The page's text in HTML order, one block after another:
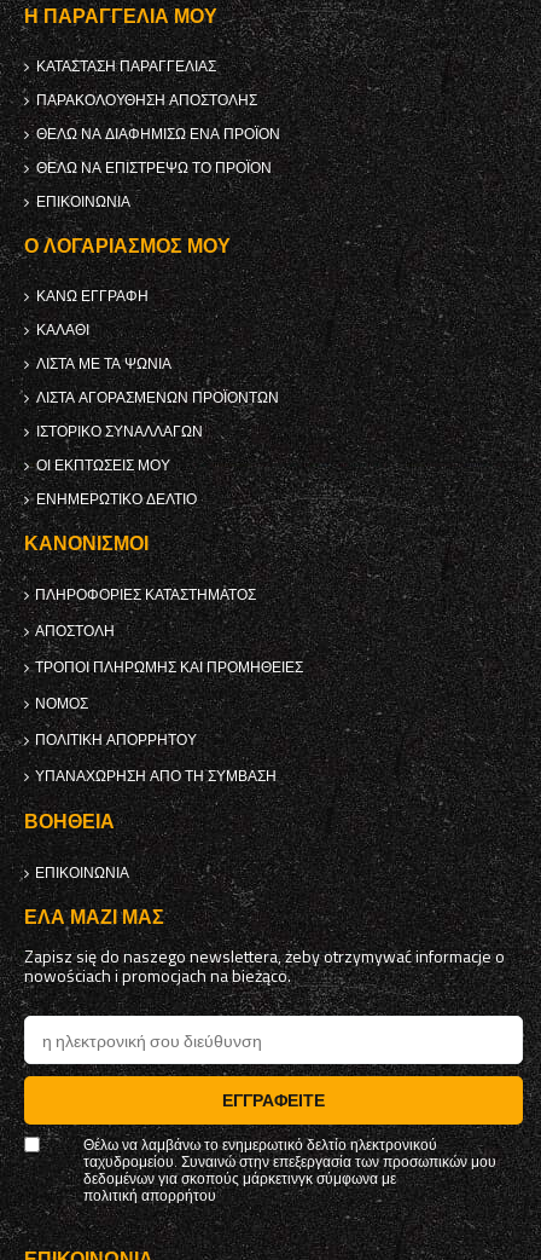
Η ΠΑΡΑΓΓΕΛΊΑ ΜΟΥ
ΚΑΤΆΣΤΑΣΗ ΠΑΡΑΓΓΕΛΊΑΣ
ΠΑΡΑΚΟΛΟΎΘΗΣΗ ΑΠΟΣΤΟΛΉΣ
ΘΈΛΩ ΝΑ ΔΙΑΦΗΜΊΣΩ ΈΝΑ ΠΡΟΪΌΝ
ΘΈΛΩ ΝΑ ΕΠΙΣΤΡΈΨΩ ΤΟ ΠΡΟΪΌΝ
ΕΠΙΚΟΙΝΩΝΊΑ
Ο ΛΟΓΑΡΙΑΣΜΌΣ ΜΟΥ
ΚΑΝΩ ΕΓΓΡΑΦΗ
ΚΑΛΆΘΙ
ΛΊΣΤΑ ΜΕ ΤΑ ΨΏΝΙΑ
ΛΊΣΤΑ ΑΓΟΡΑΣΜΈΝΩΝ ΠΡΟΪΌΝΤΩΝ
ΙΣΤΟΡΙΚΌ ΣΥΝΑΛΛΑΓΏΝ
ΟΙ ΕΚΠΤΏΣΕΙΣ ΜΟΥ
ΕΝΗΜΕΡΩΤΙΚΌ ΔΕΛΤΊΟ
ΚΑΝΟΝΙΣΜΟΊ
ΠΛΗΡΟΦΟΡΊΕΣ ΚΑΤΑΣΤΉΜΑΤΟΣ
ΑΠΟΣΤΟΛΉ
ΤΡΌΠΟΙ ΠΛΗΡΩΜΉΣ ΚΑΙ ΠΡΟΜΉΘΕΙΕΣ
ΝΌΜΟΣ
ΠΟΛΙΤΙΚΉ ΑΠΟΡΡΉΤΟΥ
ΥΠΑΝΑΧΏΡΗΣΗ ΑΠΌ ΤΗ ΣΎΜΒΑΣΗ
ΒΟΉΘΕΙΑ
ΕΠΙΚΟΙΝΩΝΊΑ
ΈΛΑ ΜΑΖΊ ΜΑΣ
Zapisz się do naszego newslettera, żeby otrzymywać informacje o
nowościach i promocjach na bieżąco.
ΕΓΓΡΑΦΕΊΤΕ
Θέλω να λαμβάνω το ενημερωτικό δελτίο ηλεκτρονικού
ταχυδρομείου. Συναινώ στην επεξεργασία των προσωπικών μου
δεδομένων για σκοπούς μάρκετινγκ σύμφωνα με
πολιτική απορρήτου